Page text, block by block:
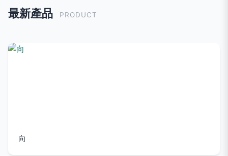
最新產品 PRODUCT
向